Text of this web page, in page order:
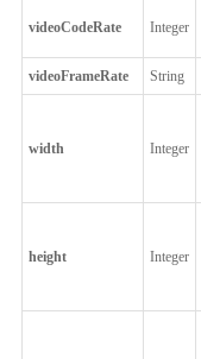
videoCodeRate Integer
videoFrameRate String
width Integer
height Integer